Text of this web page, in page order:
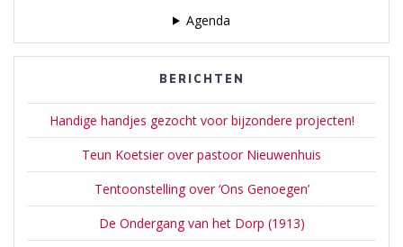
Agenda
BERICHTEN
Handige handjes gezocht voor bijzondere projecten!
Teun Koetsier over pastoor Nieuwenhuis
Tentoonstelling over ‘Ons Genoegen’
De Ondergang van het Dorp (1913)